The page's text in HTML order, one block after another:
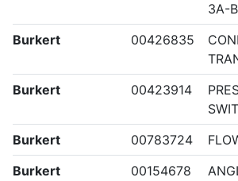
3A-
Burkert 00426835
Burkert 00423914
Burkert 00783724
Burkert
00154678